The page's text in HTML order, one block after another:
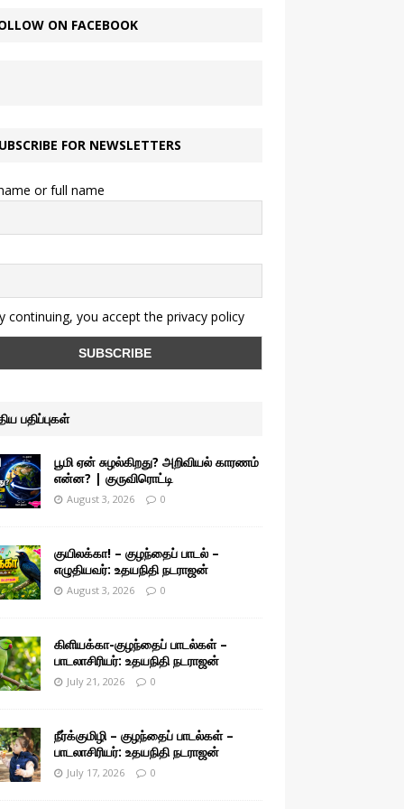
ON FACEBOOK
FOR NEWSLETTERS
or full name
continuing, you accept the privacy policy
பதிப்புகள்
பூமி ஏன் சுழல்கிறது? அறிவியல் காரணம்
என்ன? | குருவிரொட்டி
August 3, 2026 0
குயிலக்கா! – குழந்தைப் பாடல் –
எழுதியவர்: உதயநிதி நடராஜன்
August 3, 2026 0
கிளியக்கா-குழந்தைப் பாடல்கள் –
பாடலாசிரியர்: உதயநிதி நடராஜன்
July 21, 2026 0
நீர்க்குமிழி – குழந்தைப் பாடல்கள் –
பாடலாசிரியர்: உதயநிதி நடராஜன்
July 17, 2026 0